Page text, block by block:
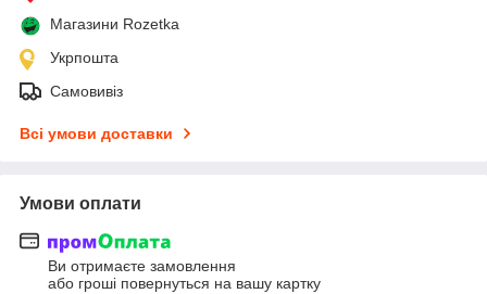
Магазини Rozetka
Укрпошта
Самовивіз
Всі умови доставки
Умови оплати
Ви отримаєте замовлення
або гроші повернуться на вашу картку